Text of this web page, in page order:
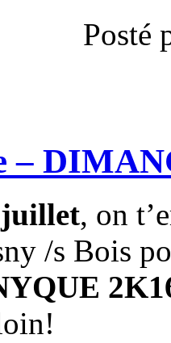
Posté
–
juillet, on
/s Bois